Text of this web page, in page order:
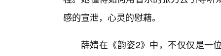
感的宣泄，心灵的慰藉。
薛婧在《韵姿2》中，不仅仅是一